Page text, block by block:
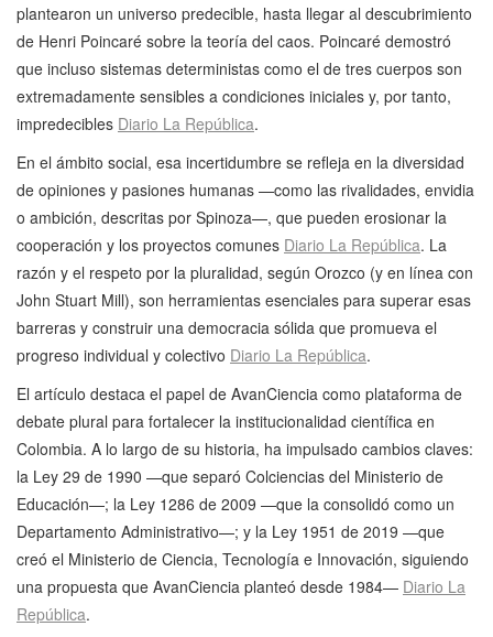
plantearon un universo predecible, hasta llegar al descubrimiento
de Henri Poincaré sobre la teoría del caos. Poincaré demostró
que incluso sistemas deterministas como el de tres cuerpos son
extremadamente sensibles a condiciones iniciales y, por tanto,
impredecibles Diario La República.
En el ámbito social, esa incertidumbre se refleja en la diversidad
de opiniones y pasiones humanas —como las rivalidades, envidia
o ambición, descritas por Spinoza—, que pueden erosionar la
cooperación y los proyectos comunes Diario La República. La
razón y el respeto por la pluralidad, según Orozco (y en línea con
John Stuart Mill), son herramientas esenciales para superar esas
barreras y construir una democracia sólida que promueva el
progreso individual y colectivo Diario La República.
El artículo destaca el papel de AvanCiencia como plataforma de
debate plural para fortalecer la institucionalidad científica en
Colombia. A lo largo de su historia, ha impulsado cambios claves:
la Ley 29 de 1990 —que separó Colciencias del Ministerio de
Educación—; la Ley 1286 de 2009 —que la consolidó como un
Departamento Administrativo—; y la Ley 1951 de 2019 —que
creó el Ministerio de Ciencia, Tecnología e Innovación, siguiendo
una propuesta que AvanCiencia planteó desde 1984— Diario La
República.